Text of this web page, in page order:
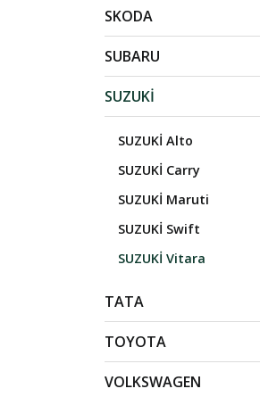
SKODA
SUBARU
SUZUKİ
SUZUKİ Alto
SUZUKİ Carry
SUZUKİ Maruti
SUZUKİ Swift
SUZUKİ Vitara
TATA
TOYOTA
VOLKSWAGEN